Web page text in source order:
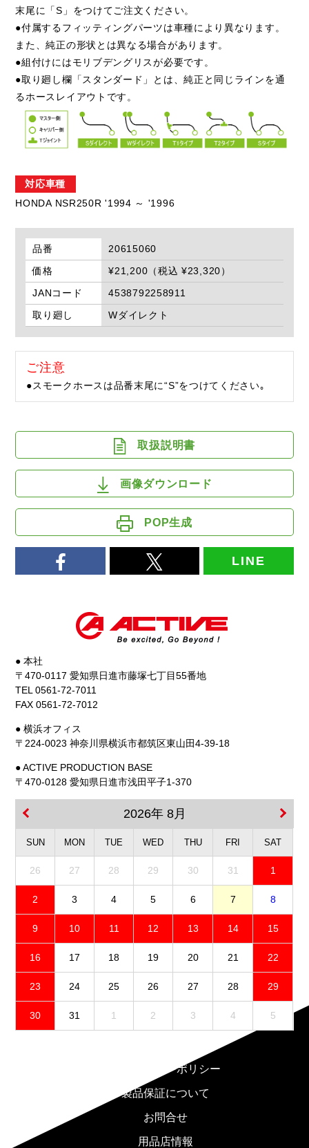
末尾に「S」をつけてご注文ください。
●付属するフィッティングパーツは車種により異なります。
また、純正の形状とは異なる場合があります。
●組付けにはモリブデングリスが必要です。
●取り廻し欄「スタンダード」とは、純正と同じラインを通
るホースレイアウトです。
対応車種
HONDA NSR250R '1994 ～ '1996
品番
20615060
価格
¥21,200（税込 ¥23,320）
JANコード
4538792258911
取り廻し
Wダイレクト
ご注意
●スモークホースは品番末尾に“S”をつけてください｡
取扱説明書
画像ダウンロード
POP生成
LINE
● 本社
〒470-0117 愛知県日進市藤塚七丁目55番地
TEL 0561-72-7011
FAX 0561-72-7012
● 横浜オフィス
〒224-0023 神奈川県横浜市都筑区東山田4-39-18
● ACTIVE PRODUCTION BASE
〒470-0128 愛知県日進市浅田平子1-370
2026年 8月
SUN MON TUE WED THU FRI SAT
26 27 28 29 30 31 1
2 3 4 5 6 7 8
9 10 11 12 13 14 15
16 17 18 19 20 21 22
23 24 25 26 27 28 29
30 31 1 2 3 4 5
プライバシーポリシー
製品保証について
お問合せ
用品店情報